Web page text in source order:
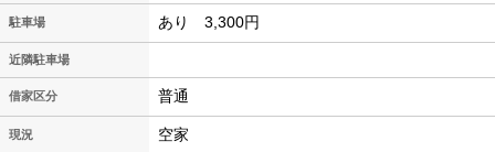
駐車場 あり 3,300円
近隣駐車場
借家区分 普通
現況 空家